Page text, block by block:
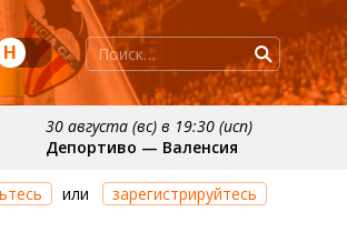
Н
30 августа (вс) в 19:30 (исп)
Депортиво — Валенсия
11 октября
— Валенсия
или зарегистрируйтесь